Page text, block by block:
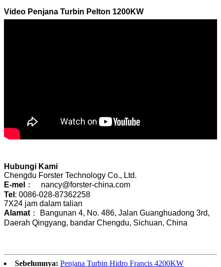
Video Penjana Turbin Pelton 1200KW
Hubungi Kami
Chengdu Forster Technology Co., Ltd.
E-mel
： nancy@forster-china.com
Tel : 0086-028-87362258
7X24 jam dalam talian
Alamat ： Bangunan 4, No. 486, Jalan Guanghuadong 3rd,
Daerah Qingyang, bandar Chengdu, Sichuan, China
Sebelumnya: Penjana Turbin Hidro Francis 4200KW